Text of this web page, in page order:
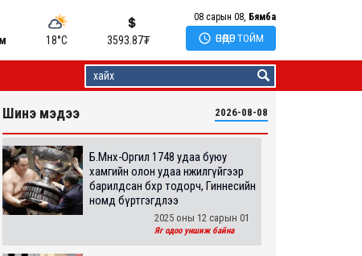
18°C 3593.87₮
08 сарын 08, Бямба
 ӨНӨӨДӨР ТОЙМ
Шинэ мэдээ 2026-08-08
Б.Мөнx-Оргил 1748 удаа буюу
xамгийн олон удаа өнжилгүйгээр
барилдсан бөxөөр тодорч, Гиннесийн
номд бүртгэгдлээ
2025 оны 12 сарын 01
Яг одоо уншиж байна